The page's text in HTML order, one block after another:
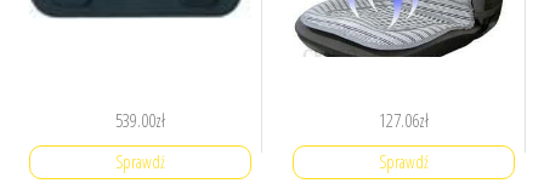
539.00zł
Sprawdź
127.06zł
Sprawdź